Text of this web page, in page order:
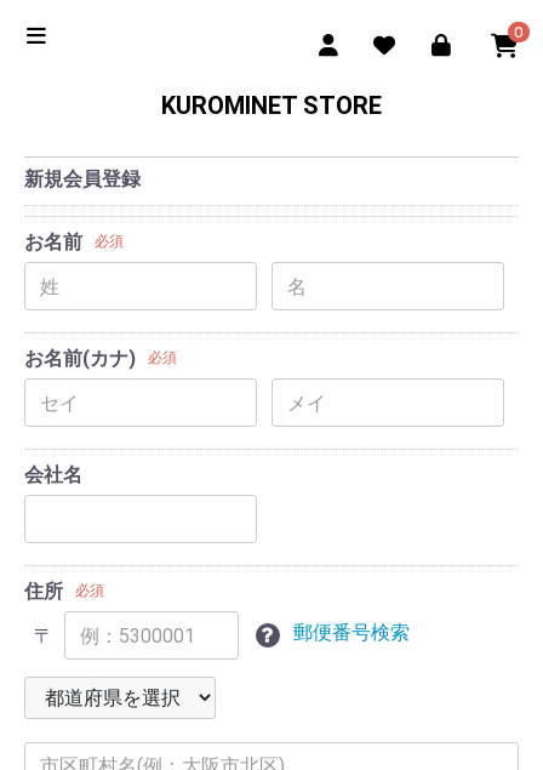
0
KUROMINET STORE
新規会員登録
お名前 必須
お名前(カナ) 必須
会社名
住所 必須
〒 郵便番号検索